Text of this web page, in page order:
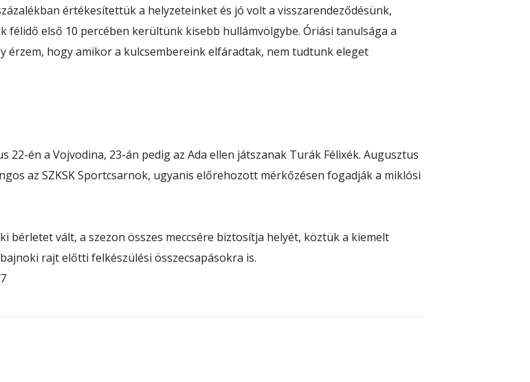
értékesítettük a helyzeteinket és jó volt a visszarendeződésünk,
félidő első 10 percében kerültünk kisebb hullámvölgybe. Óriási tanulsága a
hogy amikor a kulcsembereink elfáradtak, nem tudtunk eleget
22-én a Vojvodina, 23-án pedig az Ada ellen játszanak Turák Félixék. Augusztus
az SZKSK Sportcsarnok, ugyanis előrehozott mérkőzésen fogadják a miklósi
bérletet vált, a szezon összes meccsére biztosítja helyét, köztük a kiemelt
rajt előtti felkészülési összecsapásokra is.